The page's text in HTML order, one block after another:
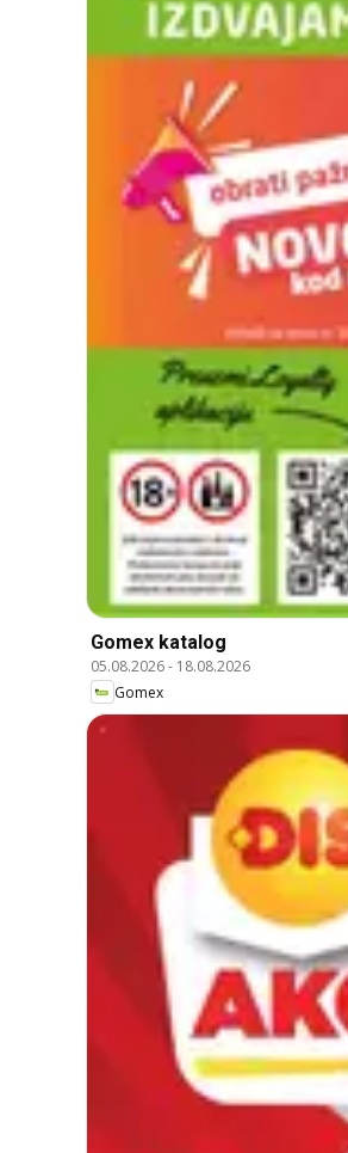
Gomex katalog
05.08.2026- 18.08.2026
Gomex